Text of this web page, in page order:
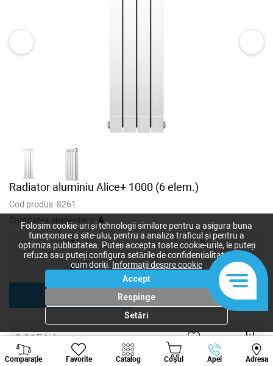
Radiator aluminiu Alice+ 1000 (6 elem.)
Cod produs: 8261
Cantitatea elementelor: 6
2 3
4 5
9 915lei
8 676 lei +
Comparație Favorite Catalog Coșul Apel Adresa
Viber Whatsapp
Folosim cookie-uri și tehnologii similare pentru a asigura buna
funcționare a site-ului, pentru a analiza traficul și pentru a
optimiza publicitatea. Puteți accepta toate cookie-urile, le puteți
refuza sau puteți configura setările de confidențialitate după
cum doriți.
Informații despre cookie
Accept
Respinge
Setări